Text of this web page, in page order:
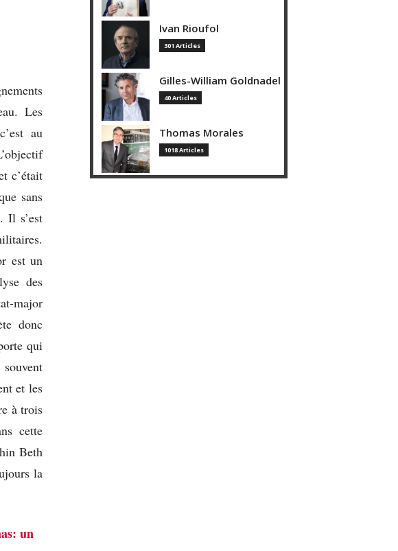
Les
au
c’était
sans
Il s’est
est un
des
major
donc
qui
et les
à trois
cette
Beth
la
un
Ivan Rioufol
301 Articles
Gilles-William Goldnadel
40 Articles
Thomas Morales
1018 Articles